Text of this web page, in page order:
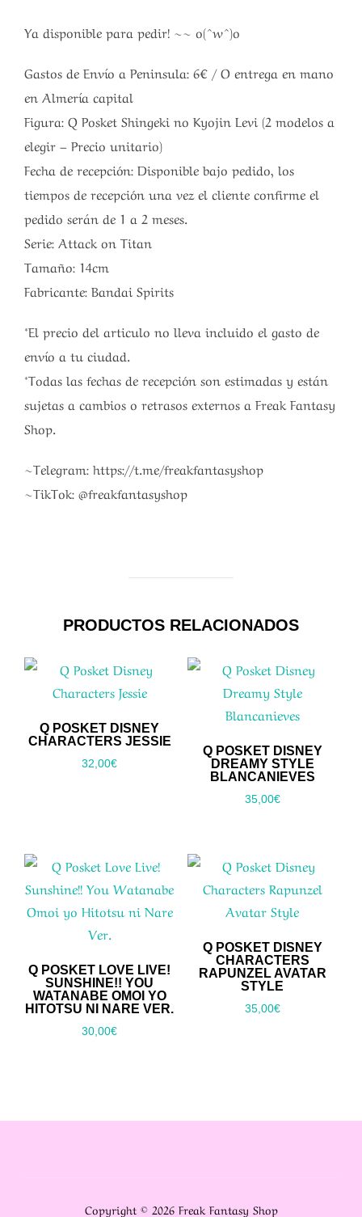
Ya disponible para pedir! ~~ o(^w^)o
Gastos de Envío a Peninsula: 6€ / O entrega en mano
en Almería capital
Figura: Q Posket Shingeki no Kyojin Levi (2 modelos a
elegir – Precio unitario)
Fecha de recepción: Disponible bajo pedido, los
tiempos de recepción una vez el cliente confirme el
pedido serán de 1 a 2 meses.
Serie: Attack on Titan
Tamaño: 14cm
Fabricante: Bandai Spirits
*El precio del articulo no lleva incluido el gasto de
envío a tu ciudad.
*Todas las fechas de recepción son estimadas y están
sujetas a cambios o retrasos externos a Freak Fantasy
Shop.
~Telegram: https://t.me/freakfantasyshop
~TikTok: @freakfantasyshop
PRODUCTOS RELACIONADOS
Q POSKET DISNEY
CHARACTERS JESSIE
32,00€
Q POSKET DISNEY
DREAMY STYLE
BLANCANIEVES
35,00€
Q POSKET LOVE LIVE!
SUNSHINE!! YOU
WATANABE OMOI YO
HITOTSU NI NARE VER.
30,00€
Q POSKET DISNEY
CHARACTERS
RAPUNZEL AVATAR
STYLE
35,00€
Copyright © 2026 Freak Fantasy Shop